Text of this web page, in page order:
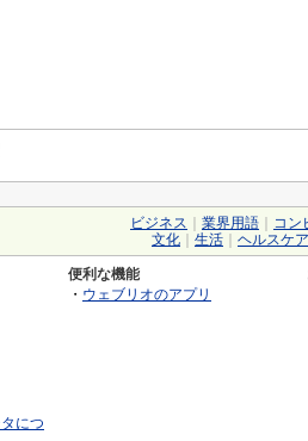
ビジネス 業界用語 コン
文化
生活 ヘルスケア
につ
便利な機能
・ ウェブリオのアプリ